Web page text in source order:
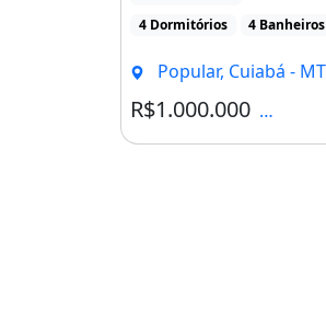
Academia
Bicicletário
Churrasqueira
Condomínio [...]
4 Dormitórios
4 Banheiros
Popular, Cuiabá - MT
R$1.000.000